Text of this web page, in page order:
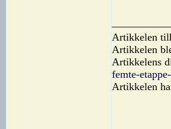
Artikkelen
Artikkelen
Artikkelens
femte-
Artikkelen